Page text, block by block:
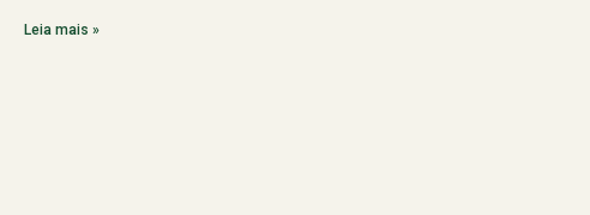
Leia mais »